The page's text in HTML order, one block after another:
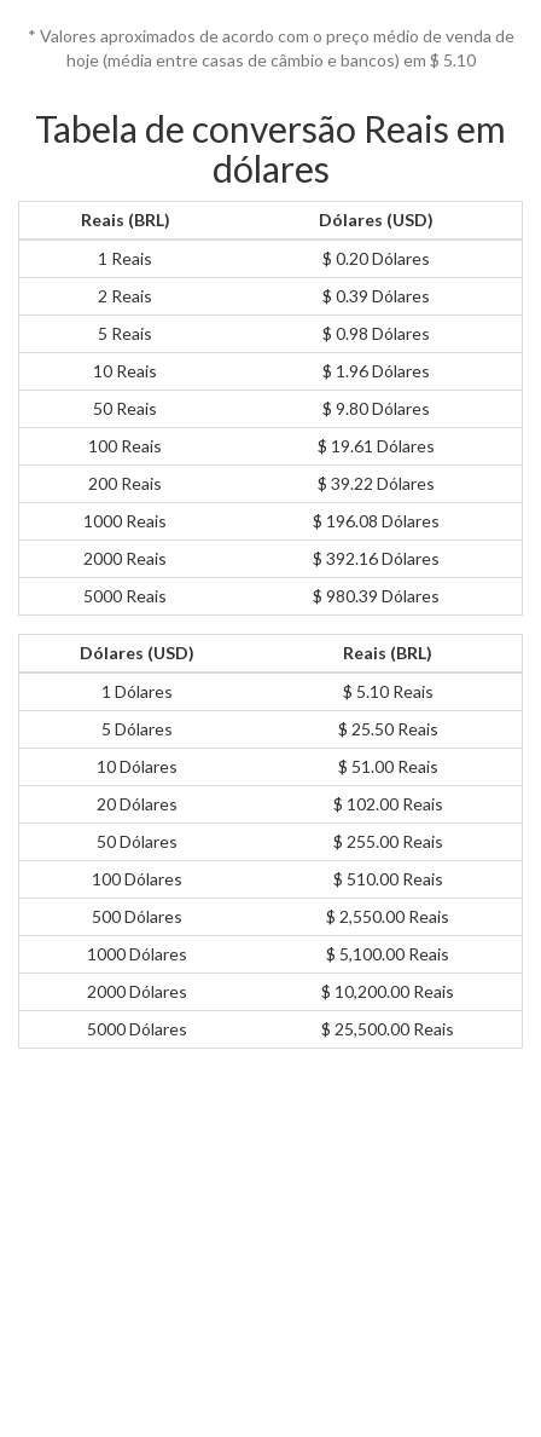
* Valores aproximados de acordo com o preço médio de venda de
hoje (média entre casas de câmbio e bancos) em $ 5.10
Tabela de conversão Reais em
dólares
Reais (BRL)
Dólares (USD)
1 Reais
$ 0.20 Dólares
2 Reais
$ 0.39 Dólares
5 Reais
$ 0.98 Dólares
10 Reais
$ 1.96 Dólares
50 Reais
$ 9.80 Dólares
100 Reais
$ 19.61 Dólares
200 Reais
$ 39.22 Dólares
1000 Reais
$ 196.08 Dólares
2000 Reais
$ 392.16 Dólares
5000 Reais
$ 980.39 Dólares
Dólares (USD)
Reais (BRL)
1 Dólares
$ 5.10 Reais
5 Dólares
$ 25.50 Reais
10 Dólares
$ 51.00 Reais
20 Dólares
$ 102.00 Reais
50 Dólares
$ 255.00 Reais
100 Dólares
$ 510.00 Reais
500 Dólares
$ 2,550.00 Reais
1000 Dólares
$ 5,100.00 Reais
2000 Dólares
$ 10,200.00 Reais
5000 Dólares
$ 25,500.00 Reais